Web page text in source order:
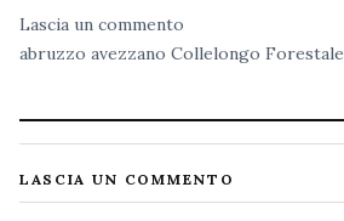
Lascia un commento
abruzzo avezzano Collelongo Forestale
LASCIA UN COMMENTO